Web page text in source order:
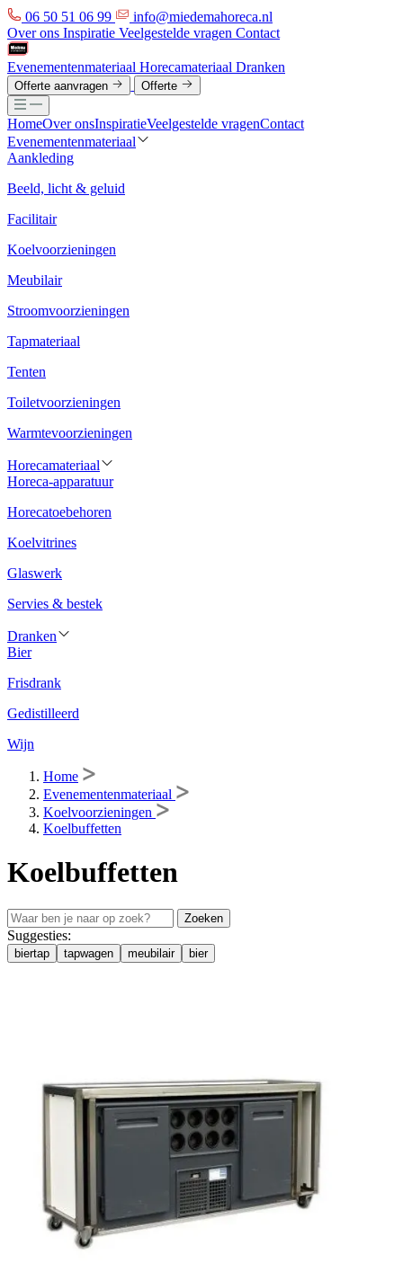
06 50 51 06 99
info@miedemahoreca.nl
Over ons Inspiratie Veelgestelde vragen Contact
Evenementenmateriaal Horecamateriaal Dranken
Offerte aanvragen Offerte
HomeOver onsInspiratieVeelgestelde vragenContact
Evenementenmateriaal
Aankleding
Beeld, licht & geluid
Facilitair
Koelvoorzieningen
Meubilair
Stroomvoorzieningen
Tapmateriaal
Tenten
Toiletvoorzieningen
Warmtevoorzieningen
Horecamateriaal
Horeca-apparatuur
Horecatoebehoren
Koelvitrines
Glaswerk
Servies & bestek
Dranken
Bier
Frisdrank
Gedistilleerd
Wijn
Home
Evenementenmateriaal
Koelvoorzieningen
Koelbuffetten
Koelbuffetten
Zoeken
Suggesties:
biertap tapwagen meubilair bier